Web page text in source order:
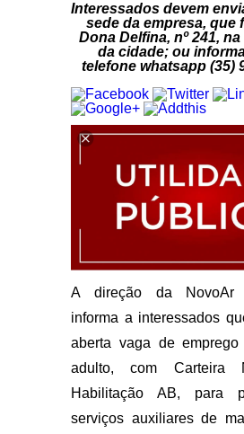
Interessados devem
sede da empresa, que
Dona Delfina, nº 241,
da cidade; ou
telefone whatsapp (35)
A direção da NovoAr
informa a interessados
aberta vaga de
adulto, com Carteira
Habilitação AB, para
serviços auxiliares de